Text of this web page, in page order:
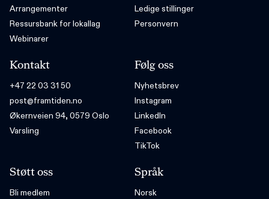
Arrangementer
Ressursbank for lokallag
Webinarer
Ledige stillinger
Personvern
Kontakt
+47 22 03 31 50
post@framtiden.no
Økernveien 94, 0579 Oslo
Varsling
Følg oss
Nyhetsbrev
Instagram
LinkedIn
Facebook
TikTok
Støtt oss
Bli medlem
Språk
Norsk